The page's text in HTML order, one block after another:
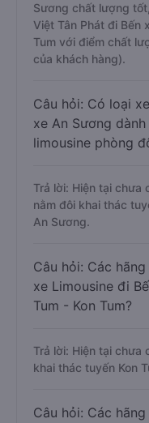
Sương chất lượng
Việt Tân Phát đi Bến
Tum với điểm chất
của khách hàng).
Câu hỏi: Có loại
xe An Sương
limousine phòng
Trả lời: Hiện tại chưa
nằm đôi khai thác
An Sương.
Câu hỏi: Các
xe Limousine đi
Tum - Kon Tum?
Trả lời: Hiện tại chưa
khai thác tuyến Kon
Câu hỏi: Các